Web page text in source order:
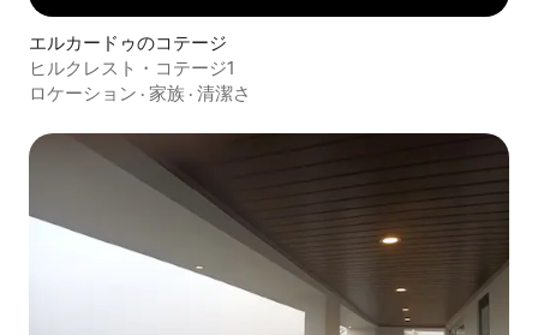
エルカードゥのコテージ
ヒルクレスト・コテージ1
ロケーション · 家族 · 清潔さ